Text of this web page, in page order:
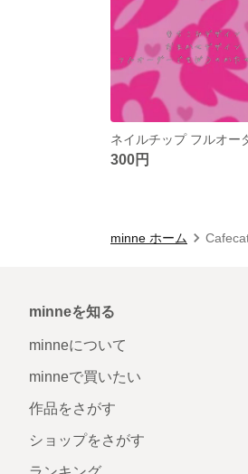
ネイルチップ フルオー
300円
minne ホーム
minneを知る
minneについて
minneで買いたい
作品をさがす
ショップをさがす